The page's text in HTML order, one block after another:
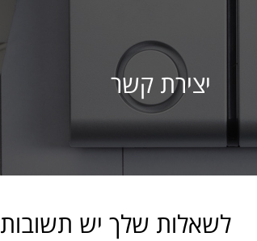
יצירת קשר
לשאלות שלך יש תשובות